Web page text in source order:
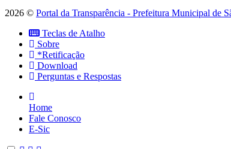
2026 © Portal da Transparência - Prefeitura Municipal de
Teclas de Atalho
Sobre
*Retificação
Download
Perguntas e Respostas
Home
Fale Conosco
E-Sic